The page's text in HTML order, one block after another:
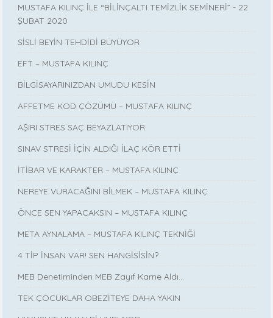
MUSTAFA KILINÇ İLE “BİLİNÇALTI TEMİZLİK SEMİNERİ” - 22
ŞUBAT 2020
SİSLİ BEYİN TEHDİDİ BÜYÜYOR
EFT – MUSTAFA KILINÇ
BİLGİSAYARINIZDAN UMUDU KESİN
AFFETME KOD ÇÖZÜMÜ – MUSTAFA KILINÇ
AŞIRI STRES SAÇ BEYAZLATIYOR.
SINAV STRESİ İÇİN ALDIĞI İLAÇ KÖR ETTİ
İTİBAR VE KARAKTER – MUSTAFA KILINÇ
NEREYE VURACAĞINI BİLMEK – MUSTAFA KILINÇ
ÖNCE SEN YAPACAKSIN – MUSTAFA KILINÇ
META AYNALAMA – MUSTAFA KILINÇ TEKNİĞİ
4 TİP İNSAN VAR! SEN HANGİSİSİN?
MEB Denetiminden MEB Zayıf Karne Aldı…
TEK ÇOCUKLAR OBEZİTEYE DAHA YAKIN